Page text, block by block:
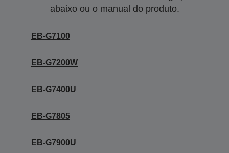
abaixo ou o manual do produto.
EB-G7100
EB-G7200W
EB-G7400U
EB-G7805
EB-G7900U